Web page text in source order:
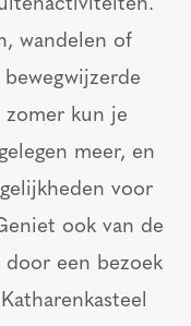
wandelen of
kun je
meer, en
voor
ook van de
door een bezoek